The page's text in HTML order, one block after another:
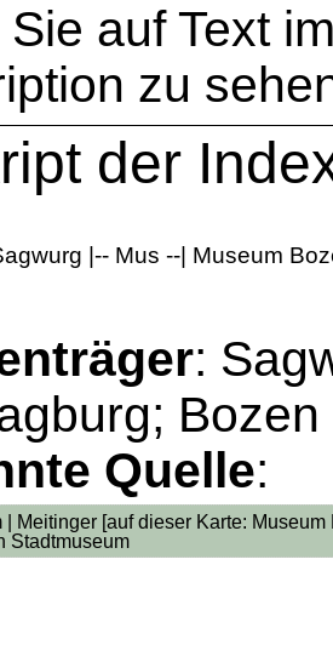
auf Text
zu
der
|-- Mus --| Museum
:
Bozen
Quelle:
| Meitinger [auf dieser Karte:
Stadtmuseum